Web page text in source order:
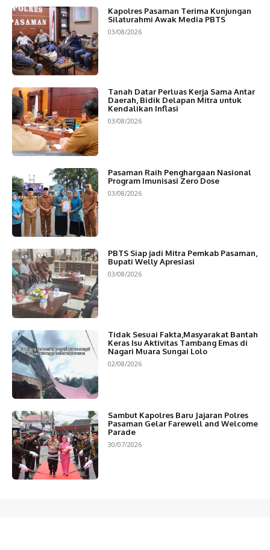
Kapolres Pasaman Terima Kunjungan
Silaturahmi Awak Media PBTS
03/08/2026
Tanah Datar Perluas Kerja Sama Antar
Daerah, Bidik Delapan Mitra untuk
Kendalikan Inflasi
03/08/2026
Pasaman Raih Penghargaan Nasional
Program Imunisasi Zero Dose
03/08/2026
PBTS Siap jadi Mitra Pemkab Pasaman,
Bupati Welly Apresiasi
03/08/2026
Tidak Sesuai Fakta,Masyarakat Bantah
Keras Isu Aktivitas Tambang Emas di
Nagari Muara Sungai Lolo
02/08/2026
Sambut Kapolres Baru Jajaran Polres
Pasaman Gelar Farewell and Welcome
Parade
30/07/2026